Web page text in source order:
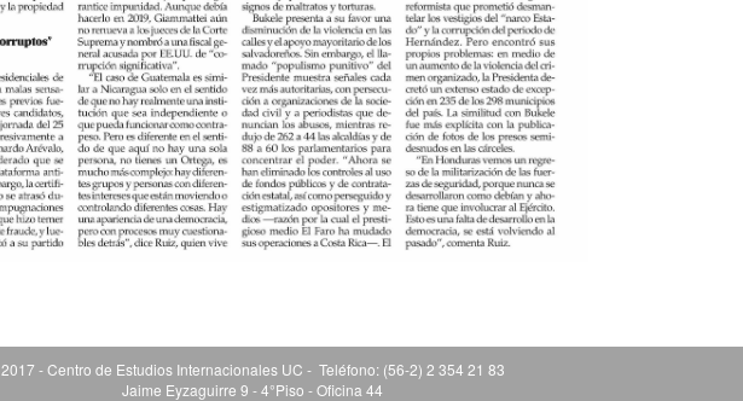
2017 - Centro de Estudios Internacionales UC - Teléfono: (56-2) 2 354 21 83
Jaime Eyzaguirre 9 - 4°Piso - Oficina 44